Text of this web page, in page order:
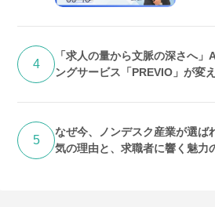
4
「求人の量から文脈の深さへ
ングサービス「PREVIO」が変
5
なぜ今、ノンデスク産業が選ば
気の理由と、求職者に響く魅力